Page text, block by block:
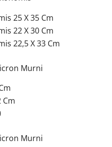
25 X 35 Cm
22 X 30 Cm
22,5 X 33 Cm
Murni
Cm
Murni